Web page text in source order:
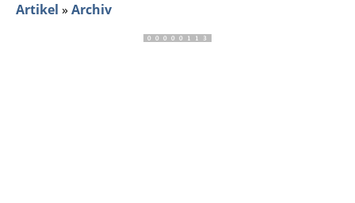
Artikel » Archiv